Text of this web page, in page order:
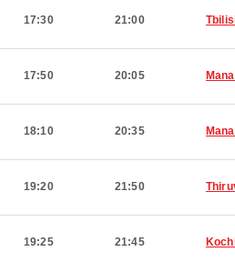
17:30 21:00
17:50 20:05
18:10 20:35
19:20 21:50
19:25 21:45